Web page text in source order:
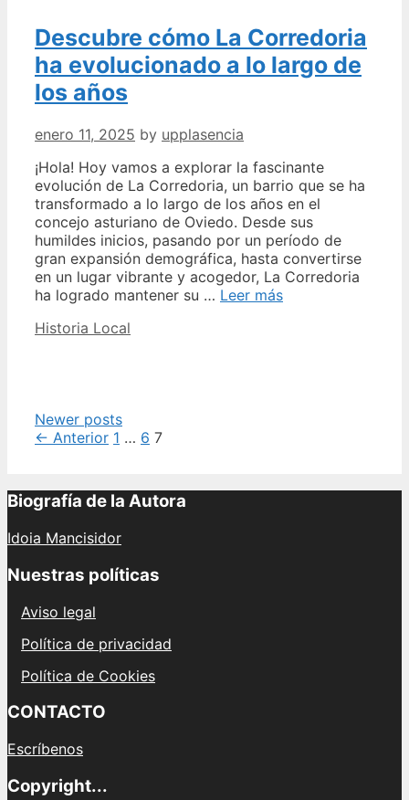
impresionantes
fotos
Descubre cómo La Corredoria
ha evolucionado a lo largo de
los años
enero 11, 2025 by upplasencia
¡Hola! Hoy vamos a explorar la fascinante
evolución de La Corredoria, un barrio que se ha
transformado a lo largo de los años en el
concejo asturiano de Oviedo. Desde sus
humildes inicios, pasando por un período de
gran expansión demográfica, hasta convertirse
en un lugar vibrante y acogedor, La Corredoria
ha logrado mantener su … Leer másDescubre
años
Categories
Historia Local
Post
navigation
Newer posts
← Anterior 1 … 6 7
Biografía de la Autora
Idoia Mancisidor
Nuestras políticas
Aviso legal
Política de privacidad
Política de Cookies
CONTACTO
Escríbenos
Copyright...